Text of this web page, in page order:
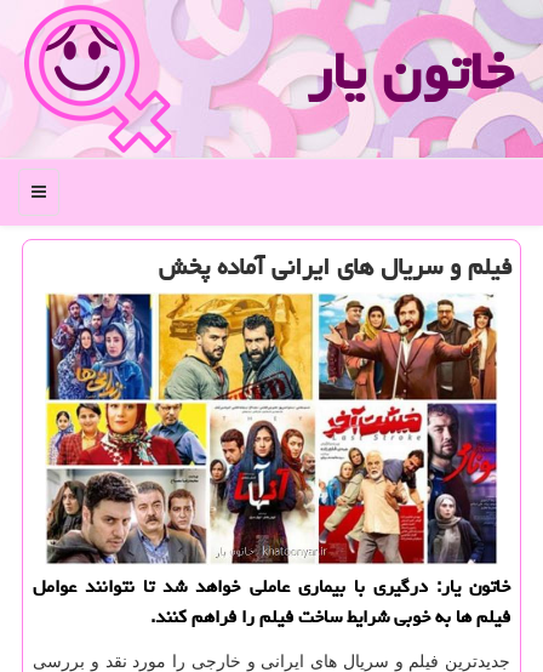
خاتون یار
منو
فیلم و سریال های ایرانی آماده پخش
خاتون یار: درگیری با بیماری عاملی خواهد شد تا نتوانند عوامل
فیلم ها به خوبی شرایط ساخت فیلم را فراهم كنند.
جدیدترین فیلم و سریال های ایرانی و خارجی را مورد نقد و بررسی